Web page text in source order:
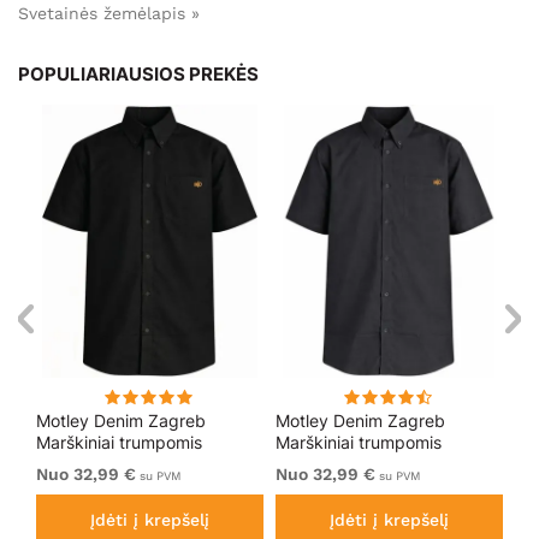
Svetainės žemėlapis »
POPULIARIAUSIOS PREKĖS
Motley Denim Zagreb
Marškiniai trumpomis
rankovėmis Juoda
Nuo 32,99 € su PVM
Įdėti į krepšelį
Motley Denim Zagreb
Marškiniai trumpomis
rankovėmis Tamsiai pilka
Nuo 32,99 € su PVM
Įdėti į krepšelį